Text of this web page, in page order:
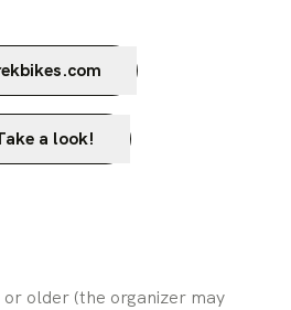
a look!
or older (the organizer may